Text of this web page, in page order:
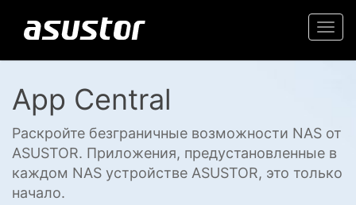
App Central
Раскройте безграничные возможности NAS от
ASUSTOR. Приложения, предустановленные в
каждом NAS устройстве ASUSTOR, это только
начало.